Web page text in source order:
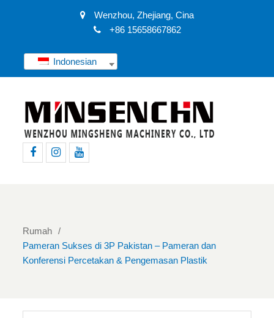
Wenzhou, Zhejiang, Cina
+86 15658667862
Indonesian
Rumah
Pameran Sukses di 3P Pakistan – Pameran dan
Konferensi Percetakan & Pengemasan Plastik